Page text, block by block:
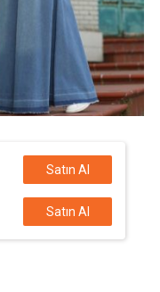
Satın Al
Satın Al